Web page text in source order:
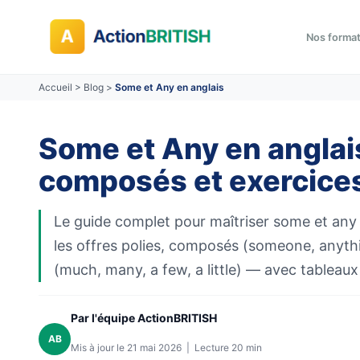
Nos
Accueil > Blog > Some et Any en anglais
Some et Any en
composés et
Le guide complet pour maîtriser some et
les offres polies, composés (someone,
(much, many, a few, a little) — avec
AB
Par l'équipe ActionBRITISH
Mis à jour le 21 mai 2026 | Lecture 20 min